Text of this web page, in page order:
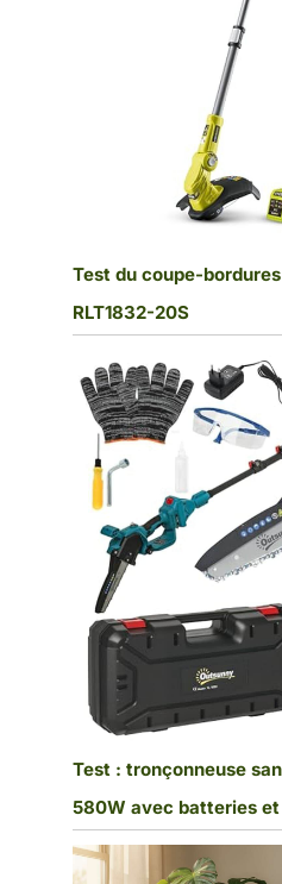
Test du coupe-
RLT1832-20S
Test : tronçonneuse
580W avec batteries